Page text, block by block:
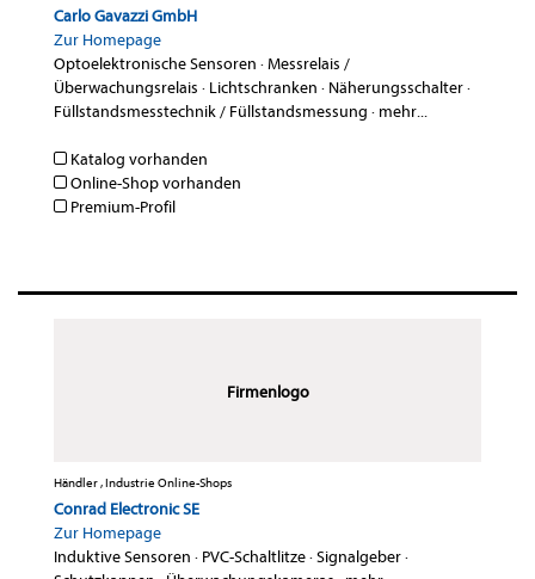
Carlo Gavazzi GmbH
Zur Homepage
Optoelektronische Sensoren ·Messrelais /
Überwachungsrelais · Lichtschranken · Näherungsschalter·
Füllstandsmesstechnik / Füllstandsmessung · mehr...
Katalog vorhanden
Online-Shop vorhanden
Premium-Profil
Firmenlogo
Händler , Industrie Online-Shops
Conrad Electronic SE
Zur Homepage
Induktive Sensoren · PVC-Schaltlitze·Signalgeber·